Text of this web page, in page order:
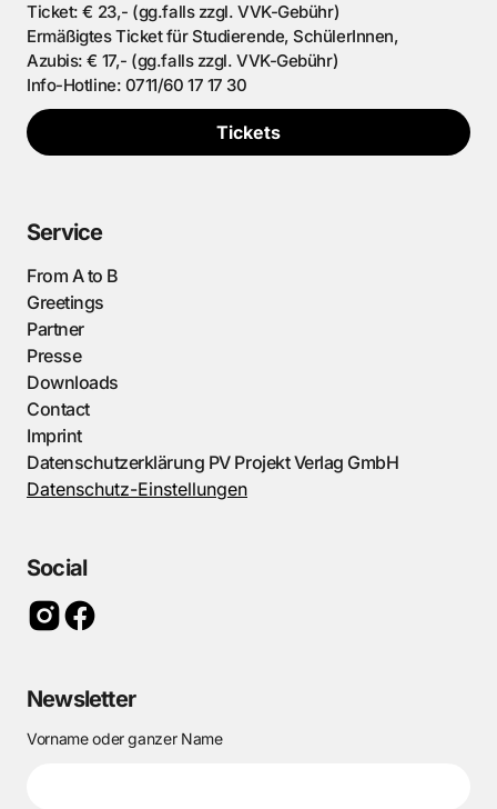
Ticket: € 23,- (gg.falls zzgl. VVK-Gebühr)
Ermäßigtes Ticket für Studierende, SchülerInnen,
Azubis: € 17,- (gg.falls zzgl. VVK-Gebühr)
Info-Hotline: 0711/60 17 17 30
Tickets
Service
From A to B
Greetings
Partner
Presse
Downloads
Contact
Imprint
Datenschutzerklärung PV Projekt Verlag GmbH
Datenschutz-Einstellungen
Social
Newsletter
Vorname oder ganzer Name